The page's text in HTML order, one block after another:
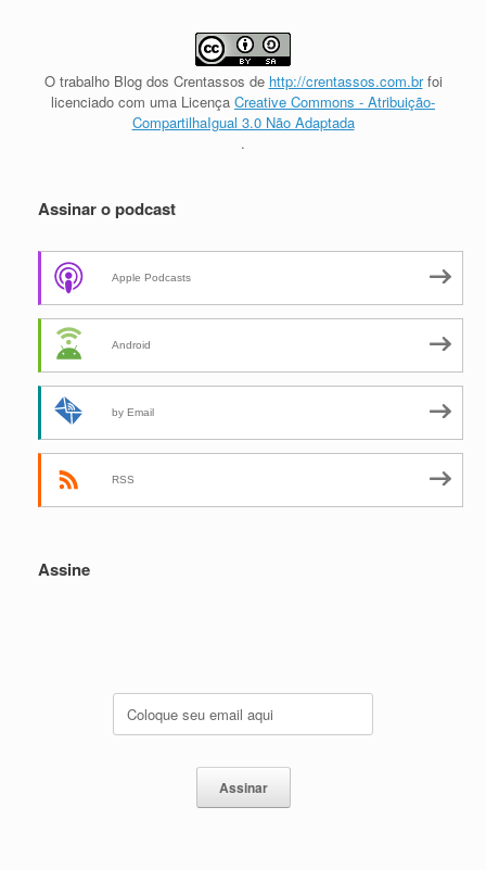
O trabalho Blog dos Crentassos de http://crentassos.com.brfoi
licenciado com uma Licença Creative Commons - Atribuição-
CompartilhaIgual 3.0 Não Adaptada
.
Assinar o podcast
Apple Podcasts
Android
by Email
RSS
Assine